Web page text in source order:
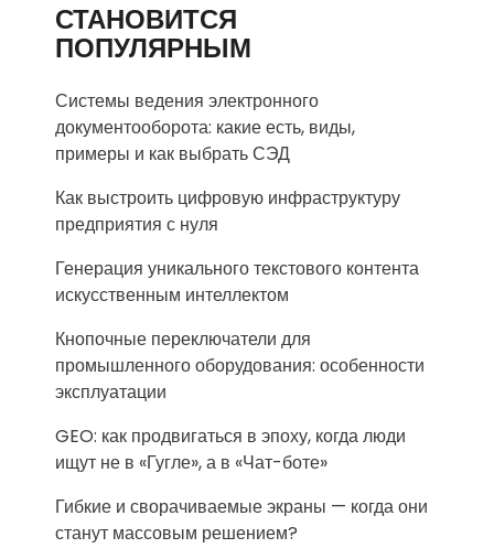
СТАНОВИТСЯ
ПОПУЛЯРНЫМ
Системы ведения электронного
документооборота: какие есть, виды,
примеры и как выбрать СЭД
Как выстроить цифровую инфраструктуру
предприятия с нуля
Генерация уникального текстового контента
искусственным интеллектом
Кнопочные переключатели для
промышленного оборудования: особенности
эксплуатации
GEO: как продвигаться в эпоху, когда люди
ищут не в «Гугле», а в «Чат-боте»
Гибкие и сворачиваемые экраны — когда они
станут массовым решением?